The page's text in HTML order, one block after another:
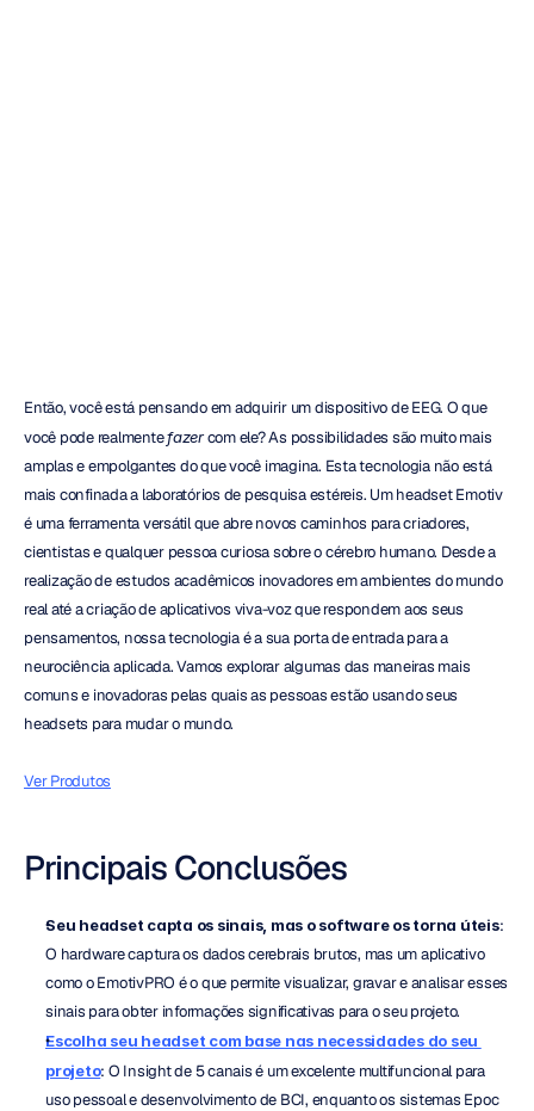
Então, você está pensando em adquirir um dispositivo de EEG. O que
você pode realmente fazer com ele? As possibilidades são muito mais
amplas e empolgantes do que você imagina. Esta tecnologia não está
mais confinada a laboratórios de pesquisa estéreis. Um headset Emotiv
é uma ferramenta versátil que abre novos caminhos para criadores,
cientistas e qualquer pessoa curiosa sobre o cérebro humano. Desde a
realização de estudos acadêmicos inovadores em ambientes do mundo
real até a criação de aplicativos viva-voz que respondem aos seus
pensamentos, nossa tecnologia é a sua porta de entrada para a
neurociência aplicada. Vamos explorar algumas das maneiras mais
comuns e inovadoras pelas quais as pessoas estão usando seus
headsets para mudar o mundo.
Ver Produtos
Principais Conclusões
Seu headset capta os sinais, mas o software os torna úteis:
O hardware captura os dados cerebrais brutos, mas um aplicativo
como o EmotivPRO é o que permite visualizar, gravar e analisar esses
sinais para obter informações significativas para o seu projeto.
Escolha seu headset com base nas necessidades do seu
projeto: O Insight de 5 canais é um excelente multifuncional para
uso pessoal e desenvolvimento de BCI, enquanto os sistemas Epoc